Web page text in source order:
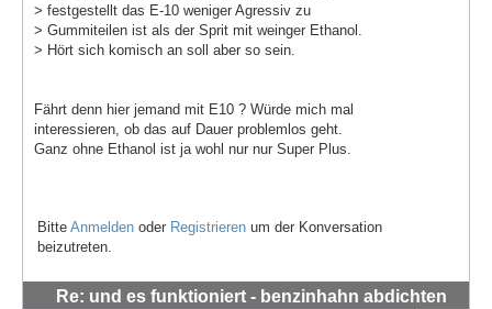
> festgestellt das E-10 weniger Agressiv zu
> Gummiteilen ist als der Sprit mit weinger Ethanol.
> Hört sich komisch an soll aber so sein.
Fährt denn hier jemand mit E10 ? Würde mich mal
interessieren, ob das auf Dauer problemlos geht.
Ganz ohne Ethanol ist ja wohl nur nur Super Plus.
Bitte Anmelden oder Registrieren um der Konversation
beizutreten.
Re: und es funktioniert - benzinhahn abdichten